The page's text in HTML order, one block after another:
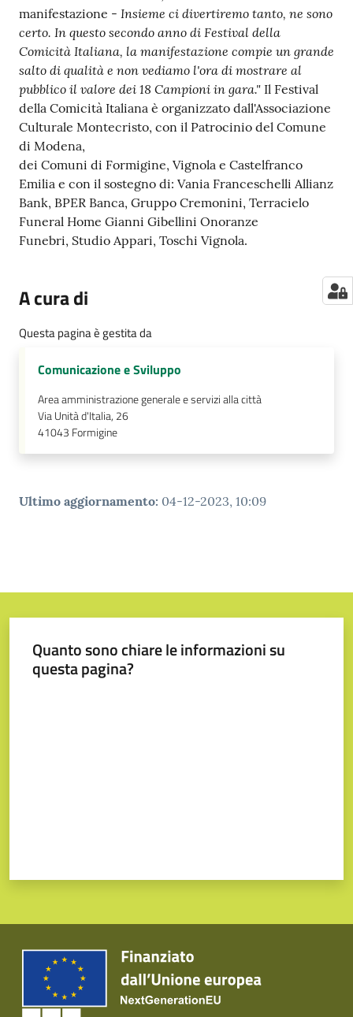
manifestazione - Insieme ci divertiremo tanto, ne sono
certo. In questo secondo anno di Festival della
Comicità Italiana, la manifestazione compie un grande
salto di qualità e non vediamo l'ora di mostrare al
pubblico il valore dei 18 Campioni in gara." Il Festival
della Comicità Italiana è organizzato dall'Associazione
Culturale Montecristo, con il Patrocinio del Comune
di Modena,
dei Comuni di Formigine, Vignola e Castelfranco
Emilia e con il sostegno di: Vania Franceschelli Allianz
Bank, BPER Banca, Gruppo Cremonini, Terracielo
Funeral Home Gianni Gibellini Onoranze
Funebri, Studio Appari, Toschi Vignola.
A cura di
Questa pagina è gestita da
Comunicazione e Sviluppo
Area amministrazione generale e servizi alla città
Via Unità d'Italia, 26
41043 Formigine
Ultimo aggiornamento: 04-12-2023, 10:09
Quanto sono chiare le informazioni su
questa pagina?